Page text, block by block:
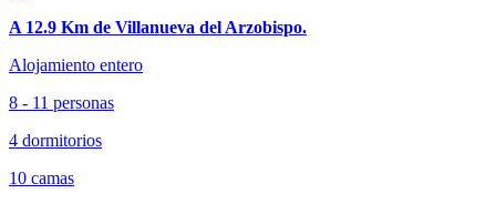
A 12.9 Km de Villanueva del Arzobispo.
Alojamiento entero
8 - 11 personas
4 dormitorios
10 camas